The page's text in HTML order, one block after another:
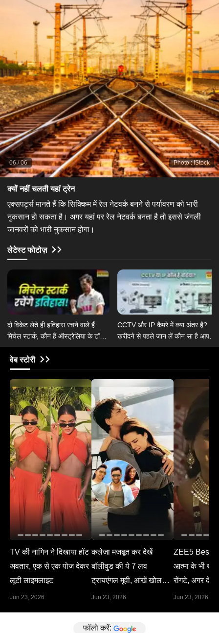
Photo: IStock
06/06
क्यों नहीं चलती यहां ट्रेन
एक्सपर्ट्स मानते हैं कि सिक्किम में रेल नेटवर्क बनने से पर्यावरण को भारी
नुकसान हो सकता है। अगर यहां पर रेल नेटवर्क बनता है तो इससे जंगली
जानवरों को भारी नुकसान होगा।
लेटेस्ट फोटोज़
दो विकेट लेते ही इतिहास रचने वाले हैं
मिचेल स्टार्क, कौन हैं ऑस्ट्रेलिया के टॉप 5
टेस्ट गेंदबाज
CCTV और IP कैमरे में क्या अंतर है?
खरीदने से पहले जान लें कौन सा है आपके
लिए बेहतर?
वेब स्टोरी
TV की नागिन ने दिखाया हॉट
अवतार, एक से एक पोज देकर
लूटी लाइमलाइट
Jun 23, 2026
कलेजा मजबूत कर देखें
बॉलीवुड की ये 7 लव
ट्रायएंगल मूवी, आंखें खोल
देगा हर सीन
Jun 23, 2026
ZEE5 Best
आत्मा के भी खड़े
रोंगटे, अगर देख
Jun 23, 2026
फॉलो करें: